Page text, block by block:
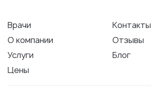
Врачи
Контакты
О компании
Отзывы
Услуги
Блог
Цены